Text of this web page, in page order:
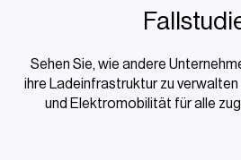
Sehen Sie, wie andere
ihre Ladeinfrastruktur zu
und Elektromobilität für alle